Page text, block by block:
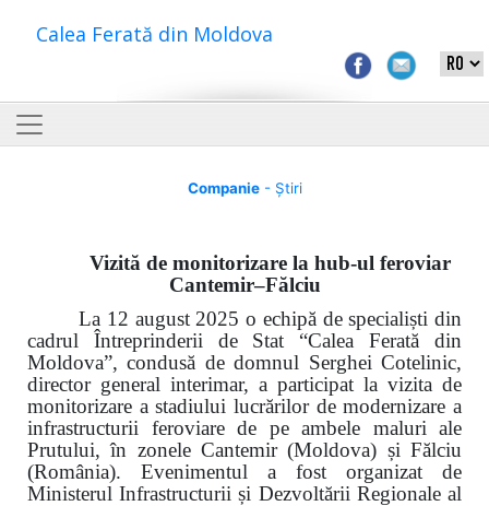
Calea Ferată din Moldova
Companie- Știri
Vizită de monitorizare la hub-ul feroviar
Cantemir–Fălciu
La 12 august 2025 o echipă de specialiști din
cadrul Întreprinderii de Stat “Calea Ferată din
Moldova”, condusă de domnul Serghei Cotelinic,
director general interimar, a participat la vizita de
monitorizare a stadiului lucrărilor de modernizare a
infrastructurii feroviare de pe ambele maluri ale
Prutului, în zonele Cantemir (Moldova) și Fălciu
(România). Evenimentul a fost organizat de
Ministerul Infrastructurii și Dezvoltării Regionale al